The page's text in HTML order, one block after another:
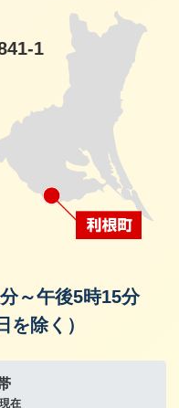
1
～午後5時15分
を除く）